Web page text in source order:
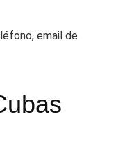
email de